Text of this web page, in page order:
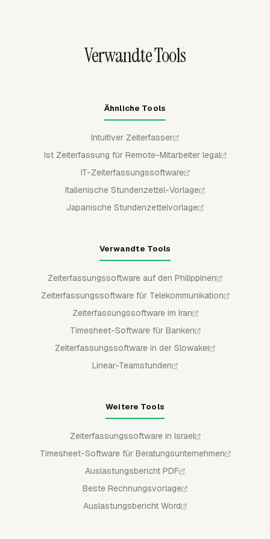
Verwandte Tools
Ähnliche Tools
Intuitiver Zeiterfasser
Ist Zeiterfassung für Remote-Mitarbeiter legal
IT-Zeiterfassungssoftware
Italienische Stundenzettel-Vorlage
Japanische Stundenzettelvorlage
Verwandte Tools
Zeiterfassungssoftware auf den Philippinen
Zeiterfassungssoftware für Telekommunikation
Zeiterfassungssoftware im Iran
Timesheet-Software für Banken
Zeiterfassungssoftware in der Slowakei
Linear-Teamstunden
Weitere Tools
Zeiterfassungssoftware in Israel
Timesheet-Software für Beratungsunternehmen
Auslastungsbericht PDF
Beste Rechnungsvorlage
Auslastungsbericht Word